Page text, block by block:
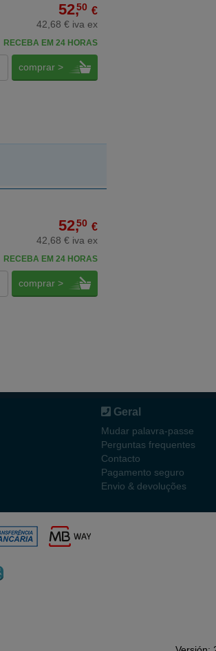
52,50 €
42,68 € iva ex
RECEBA EM 24 HORAS
comprar >
52,50 €
42,68 € iva ex
RECEBA EM 24 HORAS
comprar >
Geral
Mudar palavra-passe
Perguntas frequentes
Contacto
Pagamento seguro
Envio & devoluções